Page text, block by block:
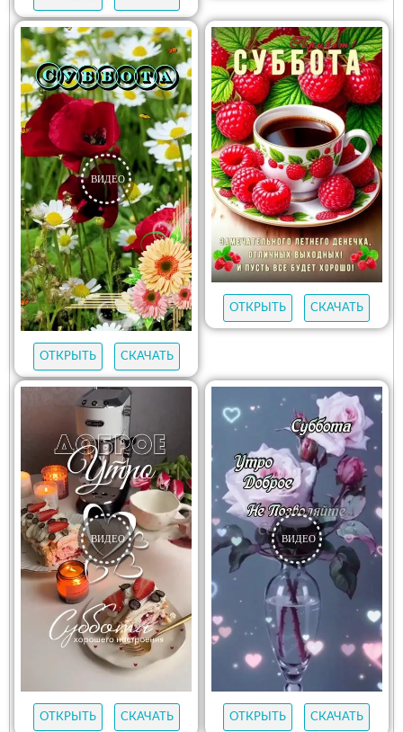
ОТКРЫТЬ СКАЧАТЬ
ОТКРЫТЬ СКАЧАТЬ
ОТКРЫТЬ СКАЧАТЬ ОТКРЫТЬ СКАЧАТЬ